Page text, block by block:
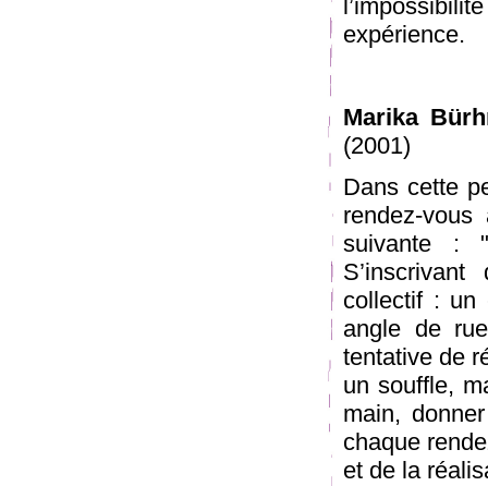
expérience.
Marika
(2001)
Dans cette
rendez-
suivante : "
collectif : un
angle de
tentative de
un souffle,
main,
chaque
et de la